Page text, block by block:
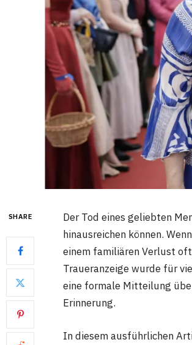
SHARE
Der Tod eines geliebten
hinausreichen können.
einem familiären Verlust
Traueranzeige wurde für
eine formale Mitteilung
Erinnerung.
In diesem ausführlichen